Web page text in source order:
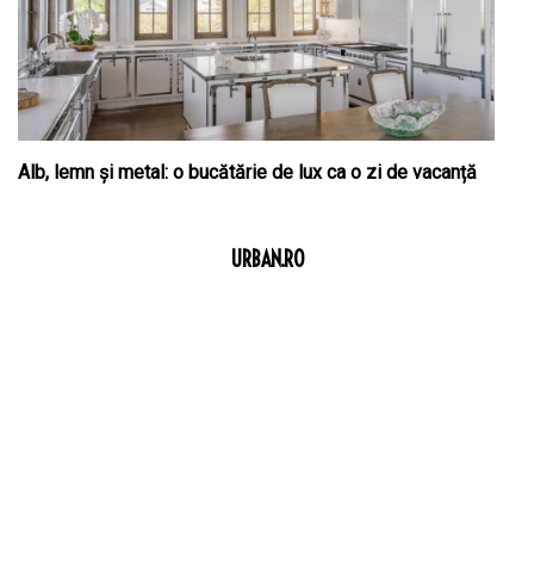
Alb, lemn și metal: o bucătărie de lux ca o zi de vacanță
URBAN.RO